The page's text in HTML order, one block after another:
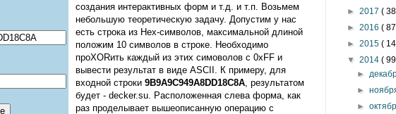
создания интерактивных форм и т.д. и т.п. Возьмем
небольшую теоретическую задачу. Допустим у нас
есть строка из Hex-символов, максимальной длиной
положим 10 символов в строке. Необходимо
проXORить каждый из этих симоволов с 0xFF и
вывести результат в виде ASCII. К примеру, для
входной строки 9B9A9C949A8DD18C8A , результатом
будет - decker.su. Расположенная слева форма, как
раз проделывает вышеописанную операцию с
► 2017 (
► 2016 (
► 2015 (
▼ 2014 (
►
►
►